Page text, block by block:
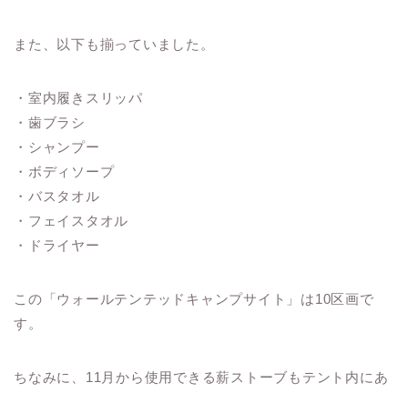
また、以下も揃っていました。
・室内履きスリッパ
・歯ブラシ
・シャンプー
・ボディソープ
・バスタオル
・フェイスタオル
・ドライヤー
この「ウォールテンテッドキャンプサイト」は10区画で
す。
ちなみに、11月から使用できる薪ストーブもテント内にあ